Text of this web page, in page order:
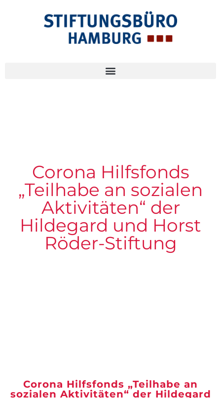
Corona Hilfsfonds
„Teilhabe an sozialen
Aktivitäten“ der
Hildegard und Horst
Röder-Stiftung
Corona Hilfsfonds „Teilhabe an
sozialen Aktivitäten“ der Hildegard